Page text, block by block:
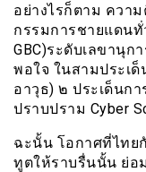
อย่างไรก็ตาม ควา
กรรมการชายแดนทั่
GBC)ระดับเลขานุก
พอใจ ในสามประเ
อาวุธ) ๒ ประเด็นก
ปราบปราม Cyber
ฉะนั้น โอกาศที่ไทย
ทูตให้ราบรื่นนั้น ย่อ